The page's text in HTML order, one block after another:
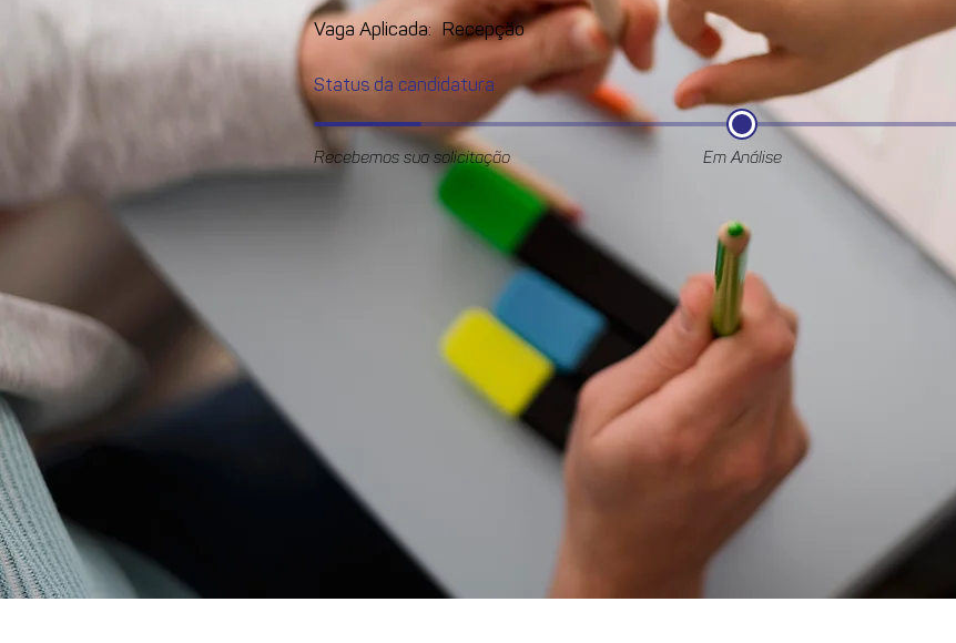
Vaga Aplicada: Recepção
Status da candidatura
Recebemos sua solicitação Em Análise